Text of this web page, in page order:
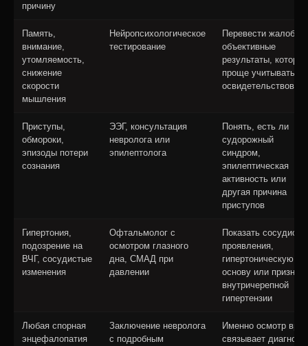
причину
Память,
внимание,
утомляемость,
снижение
скорости
мышления
Нейропсихологическое
тестирование
Перевести жалобы в
объективные
результаты, которые
проще учитывать
Приступы,
обмороки,
эпизоды потери
сознания
ЭЭГ, консультация
невролога или
эпилептолога
Понять, есть ли
судорожный
синдром,
эпилептическая
активность или
другая причина
приступов
Гипертония,
подозрение на
ВЧГ, сосудистые
изменения
Офтальмолог с
осмотром глазного
дна, СМАД при
давлении
Показать
проявления,
гипертоническую
основу или признаки
внутричерепной
гипертензии
Любая спорная
энцефалопатия
Заключение невролога
с подробным
Именно осмотр
связывает диагноз,